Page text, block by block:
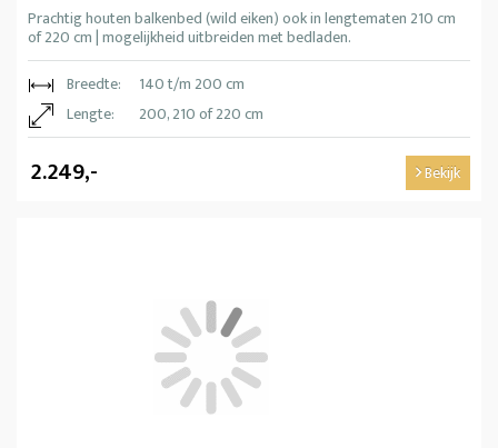
Prachtig houten balkenbed (wild eiken) ook in lengtematen 210 cm
of 220 cm | mogelijkheid uitbreiden met bedladen.
Breedte:
140 t/m 200 cm
Lengte:
200, 210 of 220 cm
2.249,- Bekijk